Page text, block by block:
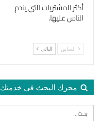
أكثر المشتريات التي يندم
الناس عليها.
السابق التالي
محرك البحث في خدمتك